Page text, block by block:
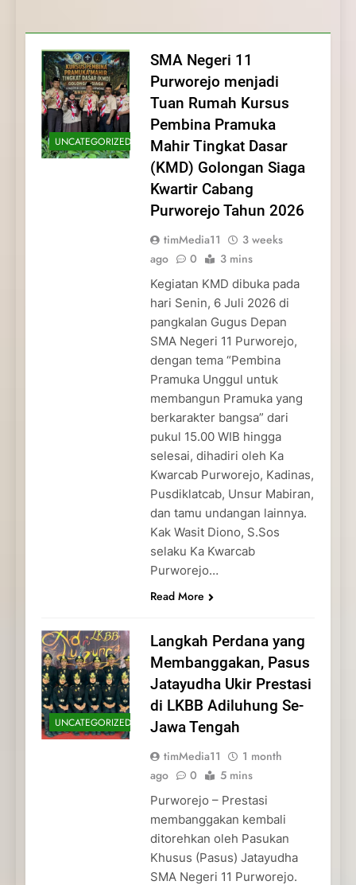
dan Pengabdian Generasi
Pramuka
Pramuka
Kepedulian
UNCATEGORIZED
SMA Negeri 11
Purworejo menjadi
Tuan Rumah Kursus
Pembina Pramuka
Mahir Tingkat Dasar
(KMD) Golongan Siaga
Kwartir Cabang
Purworejo Tahun 2026
timMedia11
3 weeks
ago
0 3 mins
Kegiatan KMD dibuka pada
hari Senin, 6 Juli 2026 di
pangkalan Gugus Depan
SMA Negeri 11 Purworejo,
dengan tema “Pembina
Pramuka Unggul untuk
membangun Pramuka yang
berkarakter bangsa” dari
pukul 15.00 WIB hingga
selesai, dihadiri oleh Ka
Kwarcab Purworejo, Kadinas,
Pusdiklatcab, Unsur Mabiran,
dan tamu undangan lainnya.
Kak Wasit Diono, S.Sos
selaku Ka Kwarcab
Purworejo…
Read More
UNCATEGORIZED
Langkah Perdana yang
Membanggakan, Pasus
Jatayudha Ukir Prestasi
di LKBB Adiluhung Se-
Jawa Tengah
timMedia11
1 month
ago
0 5 mins
Purworejo – Prestasi
membanggakan kembali
ditorehkan oleh Pasukan
Khusus (Pasus) Jatayudha
SMA Negeri 11 Purworejo.